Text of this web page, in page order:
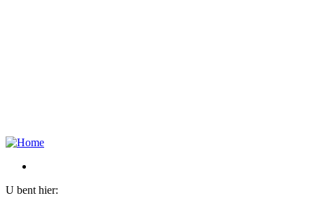
U bent hier: